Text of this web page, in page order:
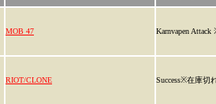
MOB 47 Karnvapen
RIOT/CLONE Success※在庫切